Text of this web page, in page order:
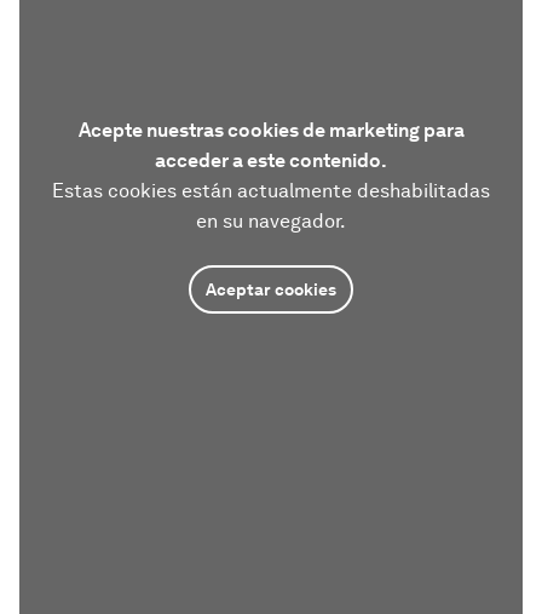
Acepte nuestras cookies de marketing para
acceder a este contenido.
Estas cookies están actualmente deshabilitadas
en su navegador.
Aceptar cookies